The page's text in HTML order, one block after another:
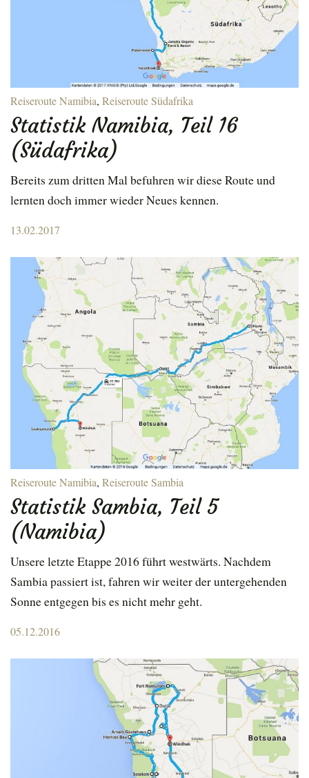
Reiseroute Namibia, Reiseroute Südafrika
Statistik Namibia, Teil 16
(Südafrika)
Bereits zum dritten Mal befuhren wir diese Route und
lernten doch immer wieder Neues kennen.
Posted
13.02.2017
Reiseroute Namibia, Reiseroute Sambia
Statistik Sambia, Teil 5
(Namibia)
Unsere letzte Etappe 2016 führt westwärts. Nachdem
Sambia passiert ist, fahren wir weiter der untergehenden
Sonne entgegen bis es nicht mehr geht.
Posted
05.12.2016